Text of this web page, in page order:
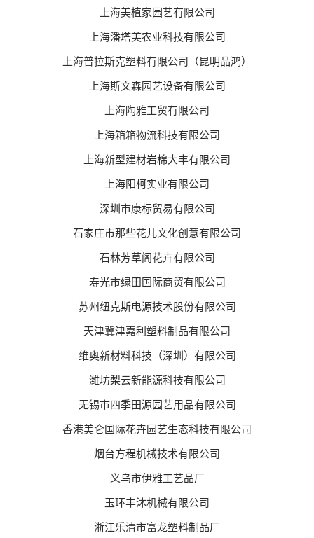
上海美植家园艺有限公司
上海潘塔芙农业科技有限公司
上海普拉斯克塑料有限公司（昆明品鸿）
上海斯文森园艺设备有限公司
上海陶雅工贸有限公司
上海箱箱物流科技有限公司
上海新型建材岩棉大丰有限公司
上海阳柯实业有限公司
深圳市康标贸易有限公司
石家庄市那些花儿文化创意有限公司
石林芳草阁花卉有限公司
寿光市绿田国际商贸有限公司
苏州纽克斯电源技术股份有限公司
天津冀津嘉利塑料制品有限公司
维奥新材料科技（深圳）有限公司
潍坊梨云新能源科技有限公司
无锡市四季田源园艺用品有限公司
香港美仑国际花卉园艺生态科技有限公司
烟台方程机械技术有限公司
义乌市伊雅工艺品厂
玉环丰沐机械有限公司
浙江乐清市富龙塑料制品厂